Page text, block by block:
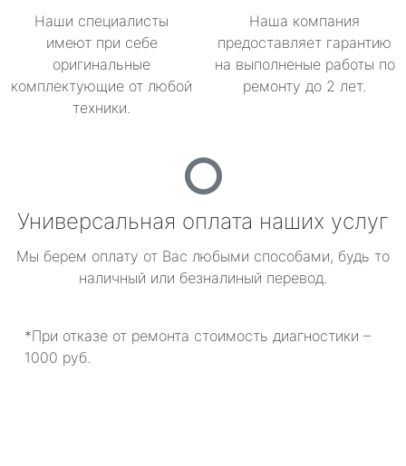
Наши специалисты
имеют при себе
оригинальные
комплектующие от любой
техники.
Наша компания
предоставляет гарантию
на выполненые работы по
ремонту до 2 лет.
Универсальная оплата наших услуг
Мы берем оплату от Вас любыми способами, будь то
наличный или безналиный перевод.
*При отказе от ремонта стоимость диагностики –
1000 руб.